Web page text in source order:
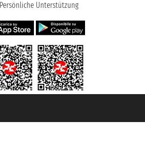
Persönliche Unterstützung